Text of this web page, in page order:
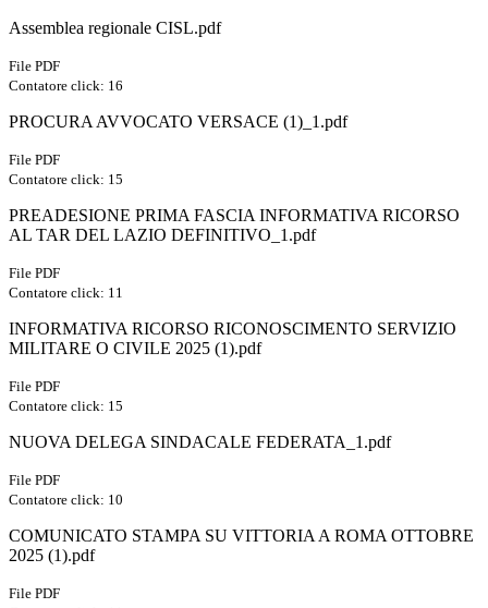
Assemblea regionale CISL.pdf
File PDF
Contatore click: 16
PROCURA AVVOCATO VERSACE (1)_1.pdf
File PDF
Contatore click: 15
PREADESIONE PRIMA FASCIA INFORMATIVA RICORSO
AL TAR DEL LAZIO DEFINITIVO_1.pdf
File PDF
Contatore click: 11
INFORMATIVA RICORSO RICONOSCIMENTO SERVIZIO
MILITARE O CIVILE 2025 (1).pdf
File PDF
Contatore click: 15
NUOVA DELEGA SINDACALE FEDERATA_1.pdf
File PDF
Contatore click: 10
COMUNICATO STAMPA SU VITTORIA A ROMA OTTOBRE
2025 (1).pdf
File PDF